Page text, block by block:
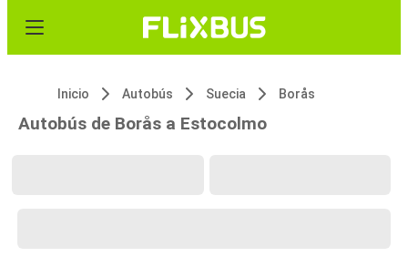
Inicio Autobús Suecia Borås
Autobús de Borås a Estocolmo